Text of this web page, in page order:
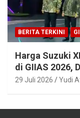
BERITA TERKINI
Harga Suzuki
di GIIAS 2026,
29 Juli 2026 Yudi